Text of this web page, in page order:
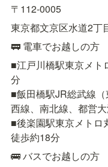
〒112-0005
東京都文京区水道2丁
🚃 電車でお越しの方
■江戸川橋駅東京メト
分
■飯田橋駅JR総武線
西線、南北線、都営
■後楽園駅東京メトロ
徒歩約18分
🚌 バスでお越しの方